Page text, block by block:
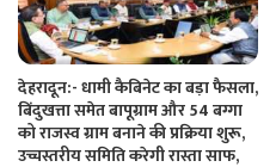
देहरादून:- धामी कैबिनेट का बड़ा फैसला,
बिंदुखत्ता समेत बापूग्राम और 54 बग्गा
को राजस्व ग्राम बनाने की प्रक्रिया शुरू,
उच्चस्तरीय समिति करेगी रास्ता साफ,